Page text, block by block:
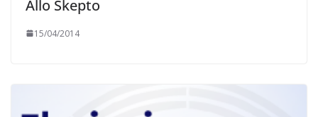
Allo Skepto
15/04/2014